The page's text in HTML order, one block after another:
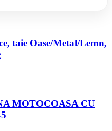
taie Oase/Metal/Lemn,
MOTOCOASA CU